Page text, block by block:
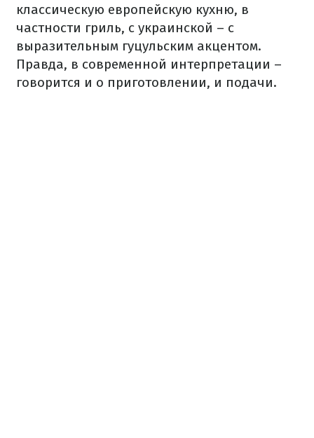
классическую европейскую кухню, в
частности гриль, с украинской – с
выразительным гуцульским акцентом.
Правда, в современной интерпретации –
говорится и о приготовлении, и подачи.